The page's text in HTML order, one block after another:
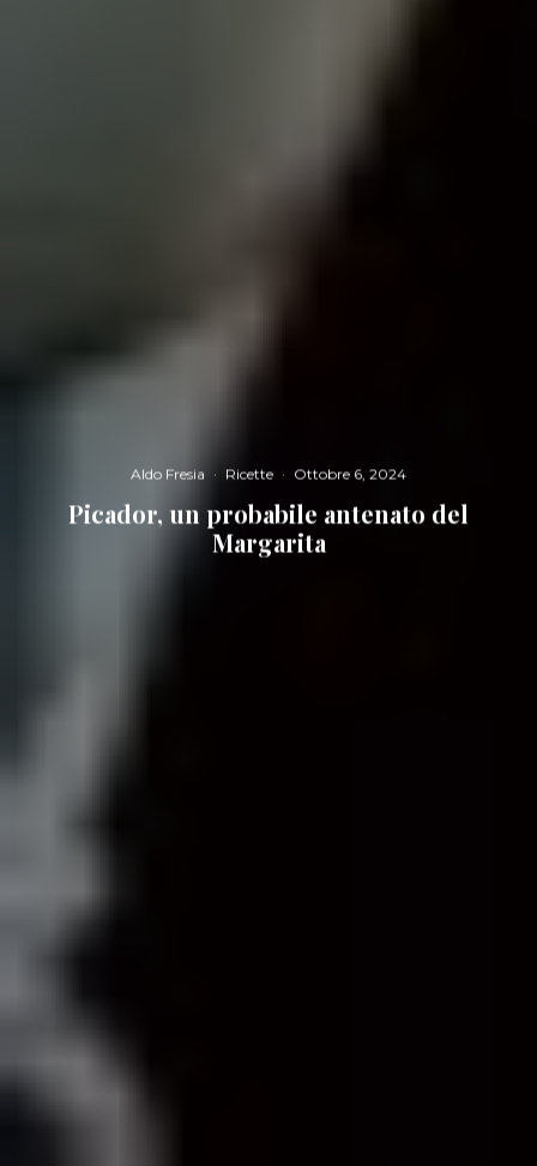
Aldo Fresia · Ricette · Ottobre 6, 2024
Picador, un probabile antenato del
Margarita